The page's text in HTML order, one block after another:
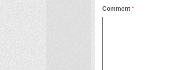
Comment *